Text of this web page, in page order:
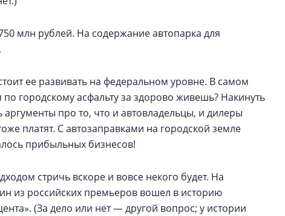
млн рублей. На содержание автопарка для
ее развивать на федеральном уровне. В самом
городскому асфальту за здорово живешь? Накинуть
аргументы про то, что и автовладельцы, и дилеры
платят. С автозаправками на городской земле
прибыльных бизнесов!
стричь вскоре и вовсе некого будет. На
из российских премьеров вошел в историю
(За дело или нет — другой вопрос; у истории